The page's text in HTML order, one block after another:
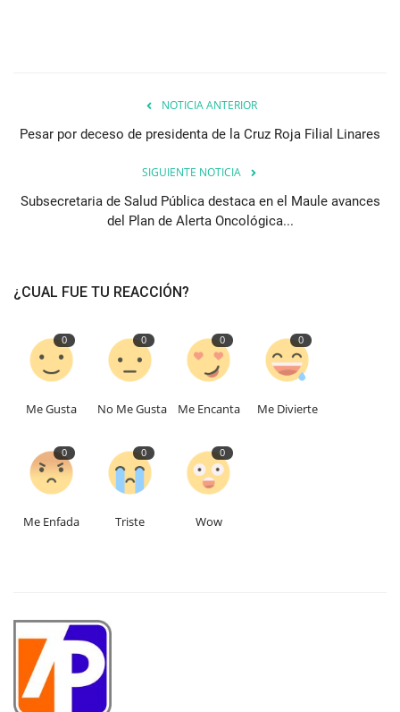
NOTICIA ANTERIOR
Pesar por deceso de presidenta de la Cruz Roja Filial Linares
SIGUIENTE NOTICIA
Subsecretaria de Salud Pública destaca en el Maule avances
del Plan de Alerta Oncológica...
¿CUAL FUE TU REACCIÓN?
0
Me Gusta
0
No Me Gusta
0
Me Encanta
0
Me Divierte
0
Me Enfada
0
Triste
0
Wow